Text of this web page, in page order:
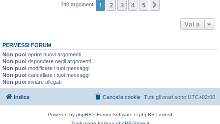
240 argomenti 1 2 3 4 5
Vai a
PERMESSI FORUM
Non puoi aprire nuovi argomenti
Non puoi rispondere negli argomenti
Non puoi modificare i tuoi messaggi
Non puoi cancellare i tuoi messaggi
Non puoi inviare allegati
Indice Tutti gli orari sono UTC+02:00
Cancella cookie
Powered by phpBB® Forum Software © phpBB Limited